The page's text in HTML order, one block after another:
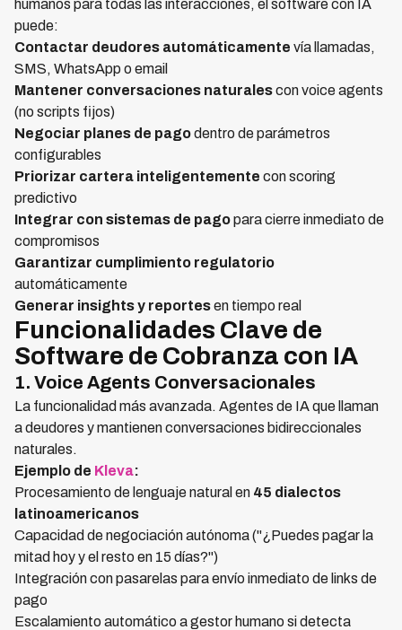
humanos para todas las interacciones, el software con IA
puede:
Contactar deudores automáticamente vía llamadas,
SMS, WhatsApp o email
Mantener conversaciones naturalescon voice agents
(no scripts fijos)
Negociar planes de pagodentro de parámetros
configurables
Priorizar cartera inteligentemente con scoring
predictivo
Integrar con sistemas de pagopara cierre inmediato de
compromisos
Garantizar cumplimiento regulatorio
automáticamente
Generar insights y reportesen tiempo real
Funcionalidades Clave de
Software de Cobranza con IA
1. Voice Agents Conversacionales
La funcionalidad más avanzada. Agentes de IA que llaman
a deudores y mantienen conversaciones bidireccionales
naturales.
Ejemplo de Kleva:
Procesamiento de lenguaje natural en 45 dialectos
latinoamericanos
Capacidad de negociación autónoma ("¿Puedes pagar la
mitad hoy y el resto en 15 días?")
Integración con pasarelas para envío inmediato de links de
pago
Escalamiento automático a gestor humano si detecta